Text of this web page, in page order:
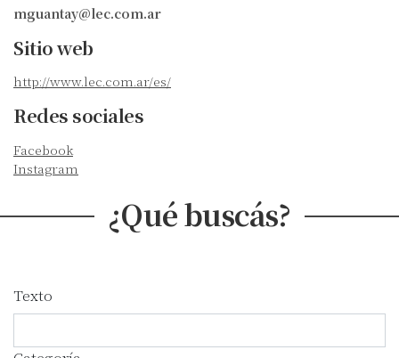
mguantay@lec.com.ar
Sitio web
http://www.lec.com.ar/es/
Redes sociales
Facebook
Instagram
¿Qué buscás?
Texto